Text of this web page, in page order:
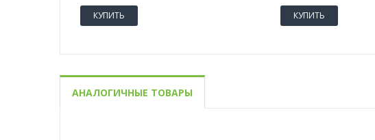
КУПИТЬ КУПИТЬ
АНАЛОГИЧНЫЕ ТОВАРЫ